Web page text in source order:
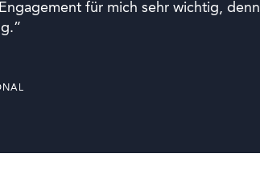
für mich sehr wichtig, denn